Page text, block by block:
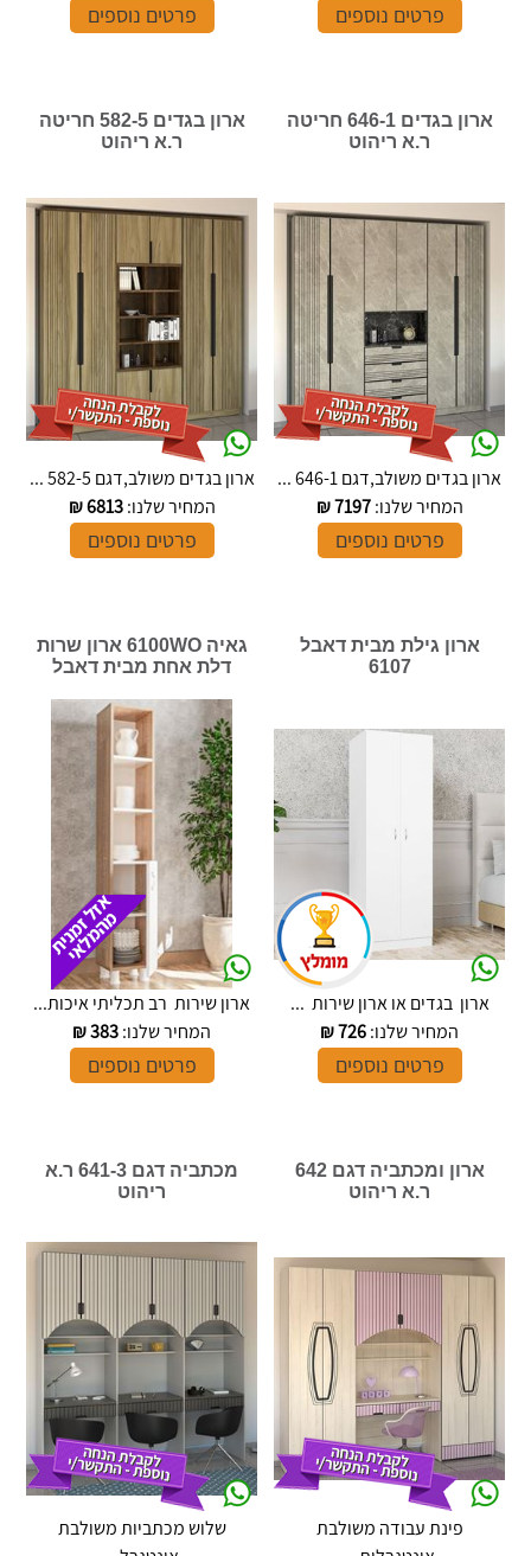
פרטים נוספים פרטים נוספים
ארון בגדים 646-1 חריטה
ר.א ריהוט
ארון בגדים משולב,דגם 646-1 ...
המחיר שלנו:7197
₪
פרטים נוספים
ארון בגדים 582-5 חריטה
ר.א ריהוט
ארון בגדים משולב,דגם 582-5 ...
המחיר שלנו:6813
₪
פרטים נוספים
ארון גילת מבית דאבל
6107
ארון בגדים או ארון שירות ...
המחיר שלנו:726
₪
פרטים נוספים
גאיה 6100WO ארון שרות
דלת אחת מבית דאבל
ארון שירות רב תכליתי איכות...
המחיר שלנו:383
₪
פרטים נוספים
ארון ומכתביה דגם 642
ר.א ריהוט
פינת עבודה משולבת
מכתביה דגם 641-3 ר.א
ריהוט
שלוש מכתביות משולבת